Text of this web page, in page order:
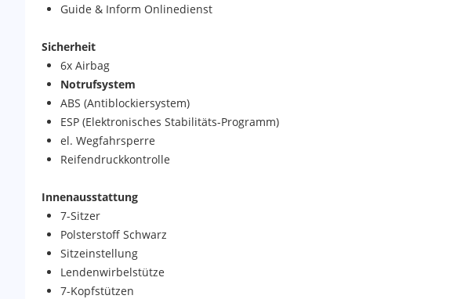
Guide & Inform Onlinedienst
Sicherheit
6x Airbag
Notrufsystem
ABS (Antiblockiersystem)
ESP (Elektronisches Stabilitäts-Programm)
el. Wegfahrsperre
Reifendruckkontrolle
Innenausstattung
7-Sitzer
Polsterstoff Schwarz
Sitzeinstellung
Lendenwirbelstütze
7-Kopfstützen